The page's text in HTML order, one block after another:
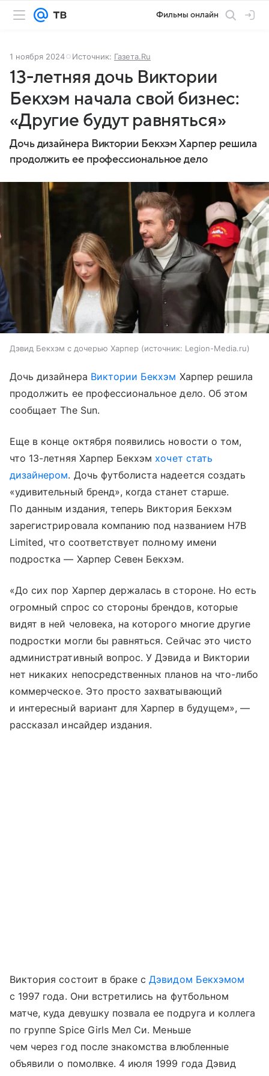
Фильмы онлайн
1 ноября 2024 Источник: Газета.Ru
13-летняя дочь Виктории
Бекхэм начала свой бизнес:
«Другие будут равняться»
Дочь дизайнера Виктории Бекхэм Харпер решила
продолжить ее профессиональное дело
Дэвид Бекхэм с дочерью Харпер источник: Legion-Media.ru
Дочь дизайнера Виктории Бекхэм Харпер решила
продолжить ее профессиональное дело. Об этом
сообщает The Sun.
Еще в конце октября появились новости о том,
что 13-летняя Харпер Бекхэм хочет стать
дизайнером. Дочь футболиста надеется создать
«удивительный бренд», когда станет старше.
По данным издания, теперь Виктория Бекхэм
зарегистрировала компанию под названием H7B
Limited, что соответствует полному имени
подростка — Харпер Севен Бекхэм.
«До сих пор Харпер держалась в стороне. Но есть
огромный спрос со стороны брендов, которые
видят в ней человека, на которого многие другие
подростки могли бы равняться. Сейчас это чисто
административный вопрос. У Дэвида и Виктории
нет никаких непосредственных планов на что-либо
коммерческое. Это просто захватывающий
и интересный вариант для Харпер в будущем», —
рассказал инсайдер издания.
Виктория состоит в браке сДэвидом Бекхэмом
с 1997 года. Они встретились на футбольном
матче, куда девушку позвала ее подруга и коллега
по группе Spice Girls Мел Си. Меньше
чем через год после знакомства влюбленные
объявили о помолвке. 4 июля 1999 года Дэвид